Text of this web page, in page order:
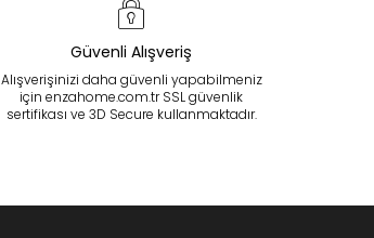
Güvenli Alışveriş
Alışverişinizi daha güvenli yapabilmeniz
için enzahome.com.tr SSL güvenlik
sertifikası ve 3D Secure kullanmaktadır.